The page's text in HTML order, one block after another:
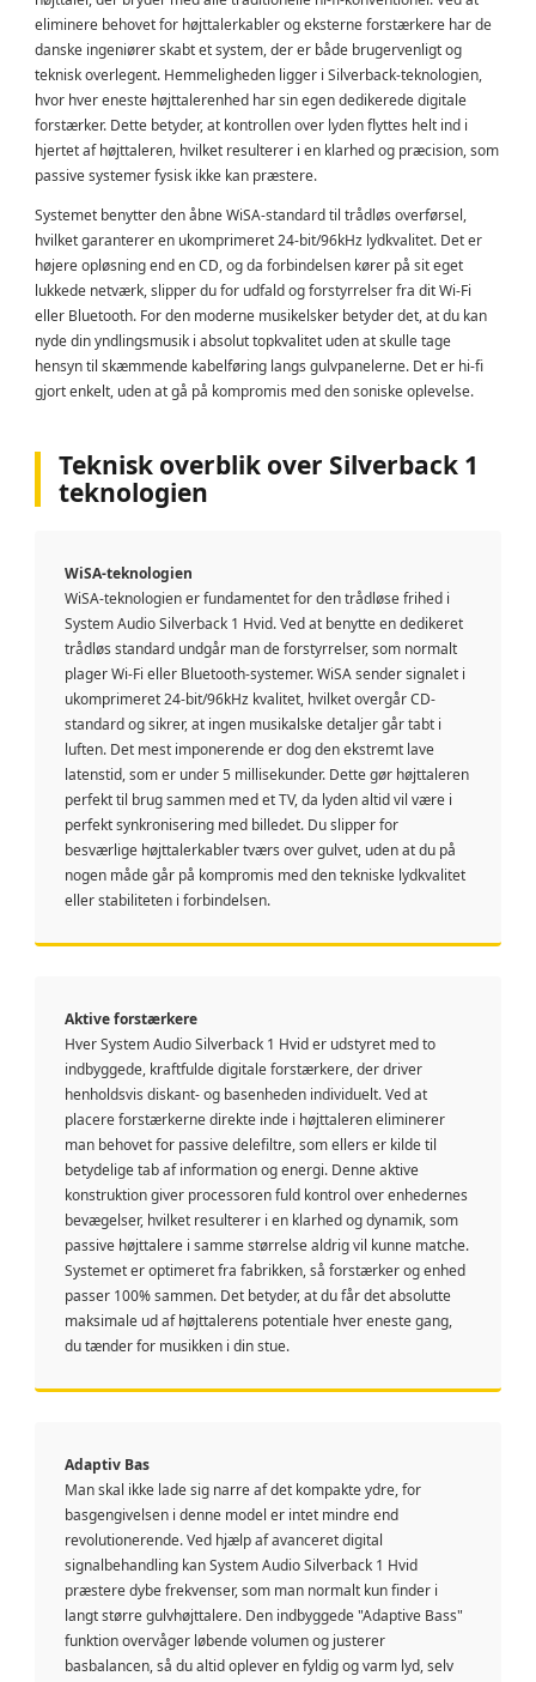
eliminere behovet for højttalerkabler og eksterne forstærkere har de
danske ingeniører skabt et system, der er både brugervenligt og
teknisk overlegent. Hemmeligheden ligger i Silverback-teknologien,
hvor hver eneste højttalerenhed har sin egen dedikerede digitale
forstærker. Dette betyder, at kontrollen over lyden flyttes helt ind i
hjertet af højttaleren, hvilket resulterer i en klarhed og præcision, som
passive systemer fysisk ikke kan præstere.
Systemet benytter den åbne WiSA-standard til trådløs overførsel,
hvilket garanterer en ukomprimeret 24-bit/96kHz lydkvalitet. Det er
højere opløsning end en CD, og da forbindelsen kører på sit eget
lukkede netværk, slipper du for udfald og forstyrrelser fra dit Wi-Fi
eller Bluetooth. For den moderne musikelsker betyder det, at du kan
nyde din yndlingsmusik i absolut topkvalitet uden at skulle tage
hensyn til skæmmende kabelføring langs gulvpanelerne. Det er hi-fi
gjort enkelt, uden at gå på kompromis med den soniske oplevelse.
Teknisk overblik over Silverback 1
teknologien
WiSA-teknologien
WiSA-teknologien er fundamentet for den trådløse frihed i
System Audio Silverback 1 Hvid. Ved at benytte en dedikeret
trådløs standard undgår man de forstyrrelser, som normalt
plager Wi-Fi eller Bluetooth-systemer. WiSA sender signalet i
ukomprimeret 24-bit/96kHz kvalitet, hvilket overgår CD-
standard og sikrer, at ingen musikalske detaljer går tabt i
luften. Det mest imponerende er dog den ekstremt lave
latenstid, som er under 5 millisekunder. Dette gør højttaleren
perfekt til brug sammen med et TV, da lyden altid vil være i
perfekt synkronisering med billedet. Du slipper for
besværlige højttalerkabler tværs over gulvet, uden at du på
nogen måde går på kompromis med den tekniske lydkvalitet
eller stabiliteten i forbindelsen.
Aktive forstærkere
Hver System Audio Silverback 1 Hvid er udstyret med to
indbyggede, kraftfulde digitale forstærkere, der driver
henholdsvis diskant- og basenheden individuelt. Ved at
placere forstærkerne direkte inde i højttaleren eliminerer
man behovet for passive delefiltre, som ellers er kilde til
betydelige tab af information og energi. Denne aktive
konstruktion giver processoren fuld kontrol over enhedernes
bevægelser, hvilket resulterer i en klarhed og dynamik, som
passive højttalere i samme størrelse aldrig vil kunne matche.
Systemet er optimeret fra fabrikken, så forstærker og enhed
passer 100% sammen. Det betyder, at du får det absolutte
maksimale ud af højttalerens potentiale hver eneste gang,
du tænder for musikken i din stue.
Adaptiv Bas
Man skal ikke lade sig narre af det kompakte ydre, for
basgengivelsen i denne model er intet mindre end
revolutionerende. Ved hjælp af avanceret digital
signalbehandling kan System Audio Silverback 1 Hvid
præstere dybe frekvenser, som man normalt kun finder i
langt større gulvhøjttalere. Den indbyggede "Adaptive Bass"
funktion overvåger løbende volumen og justerer
basbalancen, så du altid oplever en fyldig og varm lyd, selv